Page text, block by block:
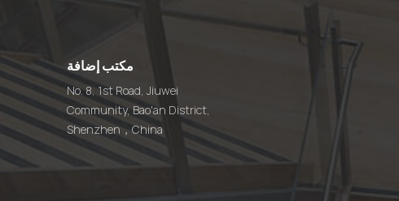
مكتب إضافة
No. 8, 1st Road, Jiuwei
Community, Bao'an District,
Shenzhen，China